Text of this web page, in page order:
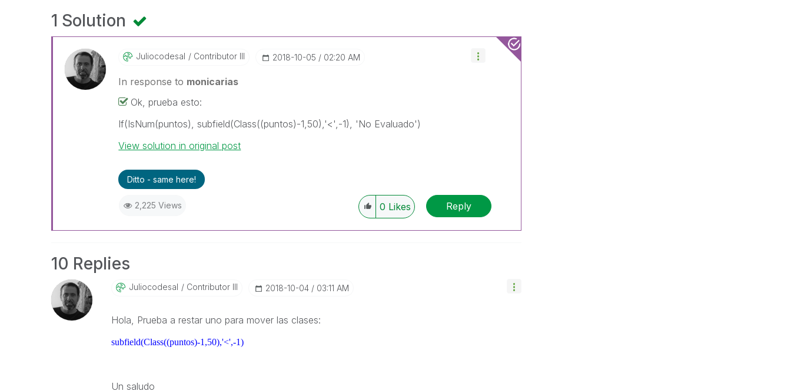
1 Solution
Juliocodesal Contributor III ‎2018-10-05 02:20 AM
In response to monicarias
Ok, prueba esto:
If(IsNum(puntos), subfield(Class((puntos)-1,50),'<',-1), 'No Evaluado')
View solution in original post
Ditto - same here!
2,225 Views 0 Likes Reply
10 Replies
Juliocodesal Contributor III ‎2018-10-04 03:11 AM
Hola, Prueba a restar uno para mover las clases:
subfield(Class((puntos)-1,50),'<',-1)
Un saludo